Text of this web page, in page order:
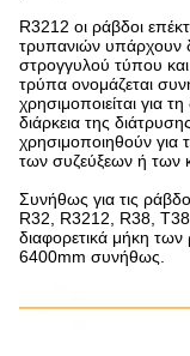
R3212 οι ράβδοι
τρυπανιών υπάρχουν
στρογγυλού τύπου
τρύπα ονομάζεται
χρησιμοποιείται για
διάρκεια της
χρησιμοποιηθούν
των συζεύξεων ή των
Συνήθως για τις
R32, R3212, R38,
διαφορετικά μήκη
6400mm συνήθως.